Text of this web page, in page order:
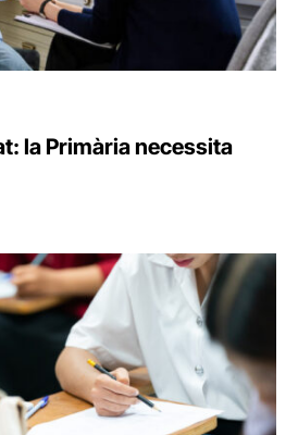
la Primària necessita